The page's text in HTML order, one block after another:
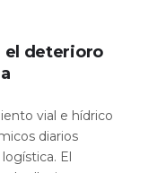
el deterioro
vial e hídrico
diarios
El